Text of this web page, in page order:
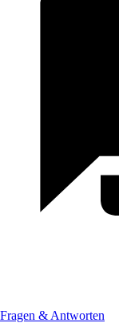
Fragen & Antworten